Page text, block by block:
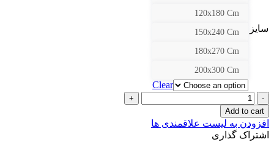
سایز
120x180 Cm
150x240 Cm
180x270 Cm
200x300 Cm
Clear
کد
1124
quantity
Add to cart
افزودن به لیست علاقمندی ها
اشتراک گذاری